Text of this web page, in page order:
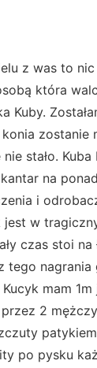
z was to
która
Kuby.
zostanie
stało.
na
i
jest w
czas stoi na
tego nagrania
mam 1m
2
po pysku